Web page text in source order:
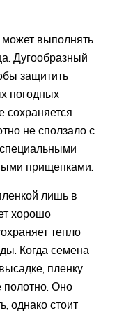
может выполнять
Дугообразный
защитить
погодных
сохраняется
не сползало с
прищепками.
лишь в
хорошо
тепло
Когда семена
пленку
полотно. Оно
однако стоит